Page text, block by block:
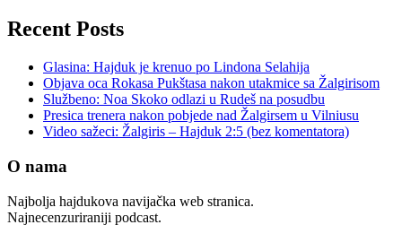
Recent Posts
Glasina: Hajduk je krenuo po Lindona Selahija
Objava oca Rokasa Pukštasa nakon utakmice sa Žalgirisom
Službeno: Noa Skoko odlazi u Rudeš na posudbu
Presica trenera nakon pobjede nad Žalgirsem u Vilniusu
Video sažeci: Žalgiris – Hajduk 2:5 (bez komentatora)
O nama
Najbolja hajdukova navijačka web stranica.
Najnecenzuriraniji podcast.